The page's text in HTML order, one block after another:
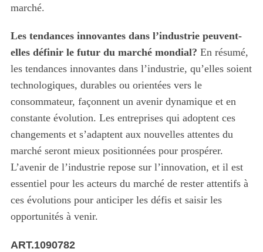
marché.
Les tendances innovantes dans l’industrie peuvent-
elles définir le futur du marché mondial? En résumé,
les tendances innovantes dans l’industrie, qu’elles soient
technologiques, durables ou orientées vers le
consommateur, façonnent un avenir dynamique et en
constante évolution. Les entreprises qui adoptent ces
changements et s’adaptent aux nouvelles attentes du
marché seront mieux positionnées pour prospérer.
L’avenir de l’industrie repose sur l’innovation, et il est
essentiel pour les acteurs du marché de rester attentifs à
ces évolutions pour anticiper les défis et saisir les
opportunités à venir.
ART.1090782